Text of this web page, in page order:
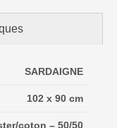
SARDAIGNE
102 x 90 cm
coton – 50/50